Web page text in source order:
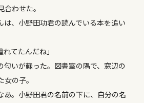
わせた。
は、小野田功君の読んでいる本を追い
れてたんだね」
匂いが蘇った。図書室の隅で、窓辺の
の子。
あ。小野田君の名前の下に、自分の名